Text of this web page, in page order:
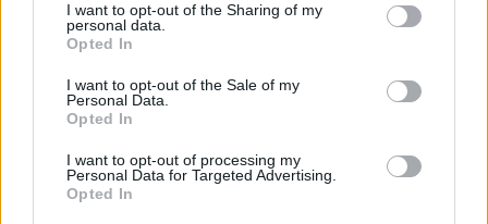
I want to opt-out of the Sharing of my
personal data.
Opted In
I want to opt-out of the Sale of my
Personal Data.
Opted In
I want to opt-out of processing my
Personal Data for Targeted Advertising.
Opted In